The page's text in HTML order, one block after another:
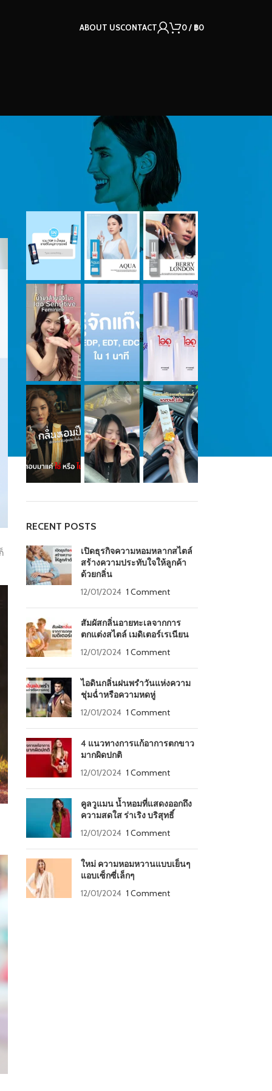
ABOUT USCONTACT 0/ ฿0
OUR INSTAGRAM
RECENT POSTS
เปิดธุรกิจความหอมหลากสไตล์
สร้างความประทับใจให้ลูกค้า
ด้วยกลิ่น
12/01/2024 1 Comment
สัมผัสกลิ่นอายทะเลจากการ
ตกแต่งสไตล์ เมดิเตอร์เรเนียน
12/01/2024 1 Comment
ไอดินกลิ่นฝนพรำวันแห่งความ
ชุ่มฉ่ำหรือความหดหู่
12/01/2024 1 Comment
4 แนวทางการแก้อาการตกขาว
มากผิดปกติ
12/01/2024 1 Comment
คูลวูแมน น้ำหอมที่แสดงออกถึง
ความสดใส ร่าเริง บริสุทธิ์
12/01/2024 1 Comment
ใหม่ ความหอมหวานแบบเย็นๆ
แอบเซ็กซี่เล็กๆ
12/01/2024 1 Comment